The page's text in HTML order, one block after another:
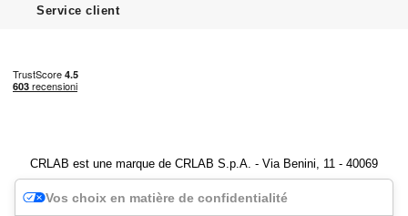
Service client
CRLAB est une marque de CRLAB S.p.A. - Via Benini, 11 - 40069
Zola Predosa (BO) - Numéro de TVA 04247251202
Vos choix en matière de confidentialité